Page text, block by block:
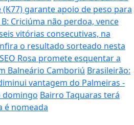
garante apoio de peso para
Criciúma não perdoa, vence
vitórias consecutivas, na
o resultado sorteado nesta
Rosa promete esquentar a
Balneário Camboriú Brasileirão:
vantagem do Palmeiras -
domingo Bairro Taquaras terá
é nomeada